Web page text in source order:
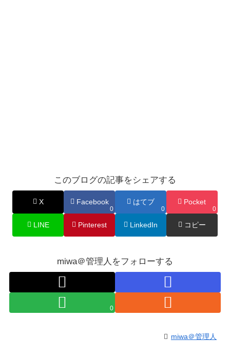
このブログの記事をシェアする
X Facebook
0
はてブ
0
Pocket
0
LINE Pinterest LinkedIn コピー
miwa＠管理人をフォローする
0
miwa＠管理人